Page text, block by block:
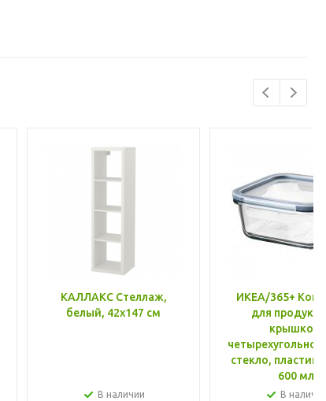
КАЛЛАКС Стеллаж,
белый, 42x147 см
В наличии
ИКЕА/365+
для
крышкой,
стекло, пластик
600 мл
В